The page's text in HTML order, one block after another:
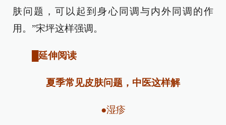
肤问题，可以起到身心同调与内外同调的作
用。”宋坪这样强调。
█延伸阅读
夏季常见皮肤问题，中医这样解
●湿疹